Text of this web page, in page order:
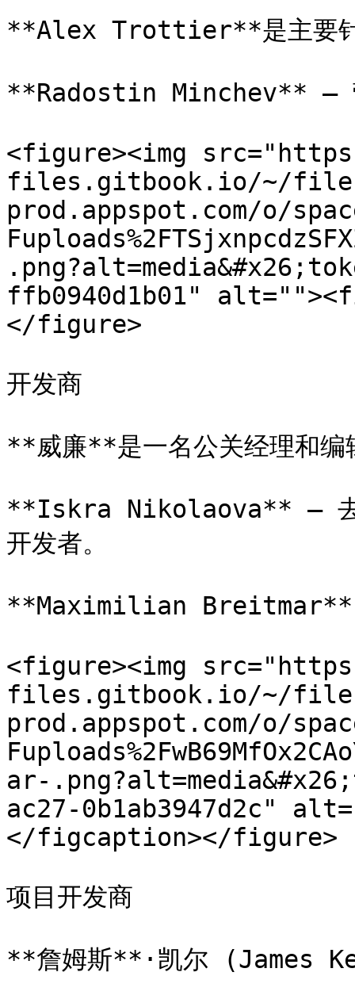
**Alex Trottier**是主要针
**Radostin Minchev** –
<figure><img
files.gitbook.io/~/
prod.appspot.com/o/
ffb0940d1b01"
</figure>
开发商
**威廉**是一名公关经理和编
**Iskra Nikolaova** – 去
开发者。
**Maximilian Breitmar**
<figure><img
files.gitbook.io/~/
prod.appspot.com/o/
ar-
ac27-0b1ab3947d2c"
</figcaption></figure>
项目开发商
**詹姆斯**·凯尔 (James